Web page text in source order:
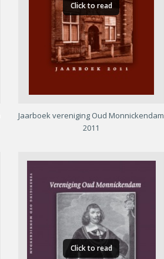
Click to read
Jaarboek vereniging Oud Monnickendam
2011
Click to read